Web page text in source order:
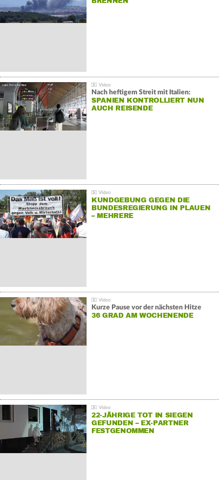
Nach heftigem Streit mit Italien:
SPANIEN KONTROLLIERT NUN
AUCH REISENDE
KUNDGEBUNG GEGEN DIE
BUNDESREGIERUNG IN PLAUEN
– MEHRERE
Kurze Pause vor der nächsten Hitze
36 GRAD AM WOCHENENDE
22-JÄHRIGE TOT IN SIEGEN
GEFUNDEN – EX-PARTNER
FESTGENOMMEN